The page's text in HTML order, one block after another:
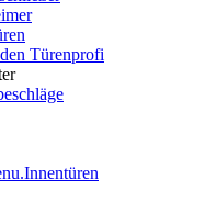
Türenprofi